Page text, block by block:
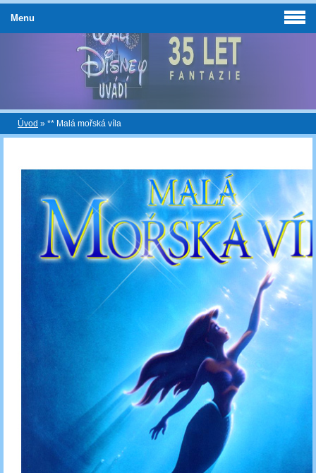
Úvod » ** Malá mořská víla
Menu